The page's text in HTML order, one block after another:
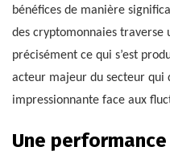
bénéfices de manière
des cryptomonnaies traverse
précisément ce qui s’est
acteur majeur du secteur qui
impressionnante face aux
Une